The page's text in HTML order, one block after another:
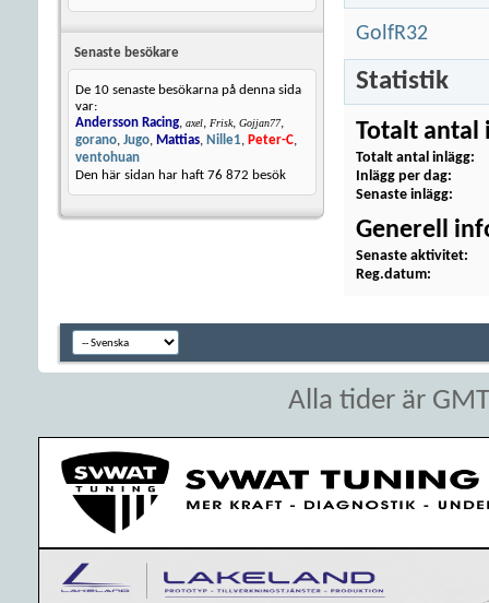
Senaste besökare
De 10 senaste besökarna på denna sida
var:
Andersson Racing, axel, Frisk, Gojjan77,
gorano, Jugo, Mattias, Nille1, Peter-C,
ventohuan
Den här sidan har haft 76 872 besök
GolfR32
Statistik
Totalt antal
Totalt antal inlägg
Inlägg per dag
Senaste inlägg
Generell
Senaste aktivitet
Reg.datum
Alla tider är